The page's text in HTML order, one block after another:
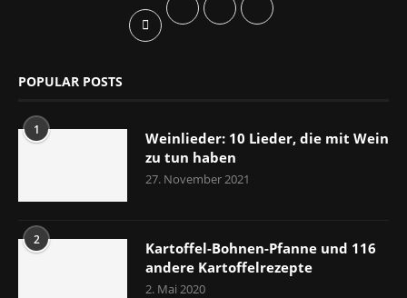
POPULAR POSTS
1
Weinlieder: 10 Lieder, die mit Wein
zu tun haben
27. November 2021
2
Kartoffel-Bohnen-Pfanne und 116
andere Kartoffelrezepte
2. Mai 2020